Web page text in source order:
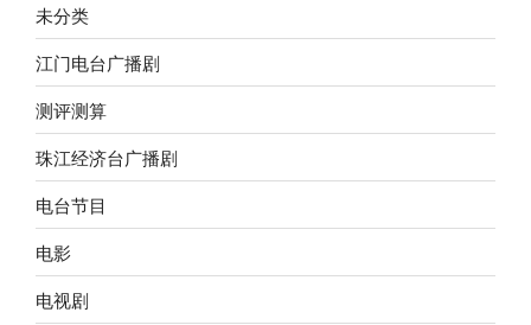
未分类
江门电台广播剧
测评测算
珠江经济台广播剧
电台节目
电影
电视剧